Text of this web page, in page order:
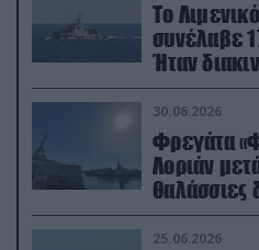
Το
συνέλαβε
Ήταν
30.06.2026
Φρεγάτα
Λοριάν
θαλάσσιες δοκιμές στον
απαιτητικό
25.06.2026